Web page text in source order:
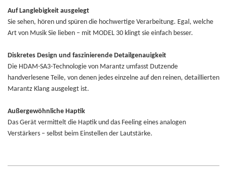
Auf Langlebigkeit ausgelegt
Sie sehen, hören und spüren die hochwertige Verarbeitung. Egal, welche
Art von Musik Sie lieben – mit MODEL 30 klingt sie einfach besser.
Diskretes Design und faszinierende Detailgenauigkeit
Die HDAM-SA3-Technologie von Marantz umfasst Dutzende
handverlesene Teile, von denen jedes einzelne auf den reinen, detaillierten
Marantz Klang ausgelegt ist.
Außergewöhnliche Haptik
Das Gerät vermittelt die Haptik und das Feeling eines analogen
Verstärkers – selbst beim Einstellen der Lautstärke.